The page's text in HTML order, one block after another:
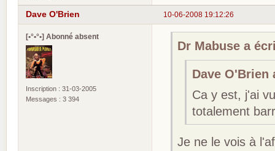
10-06-2008 19:12:26
Dave O'Brien
[•°•°•] Abonné absent
Inscription : 31-03-2005
Messages : 3 394
Dr Mabuse a
Dave O'Brien
Ca y est, j'ai
totalement
Je ne le vois à